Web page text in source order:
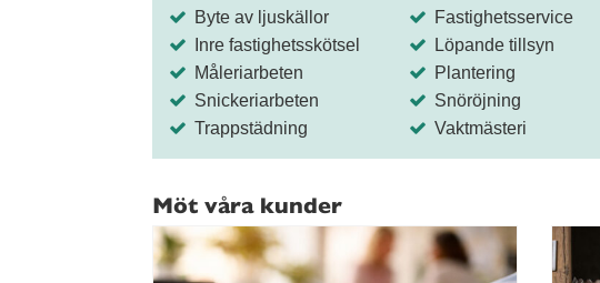
Byte av ljuskällor Fastighetsservice
Inre fastighetsskötsel
Löpande tillsyn
Måleriarbeten
Plantering
Snickeriarbeten
Snöröjning
Trappstädning
Vaktmästeri
Möt våra kunder